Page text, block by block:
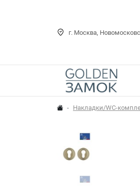
г. Москва,
Накладки/WC-